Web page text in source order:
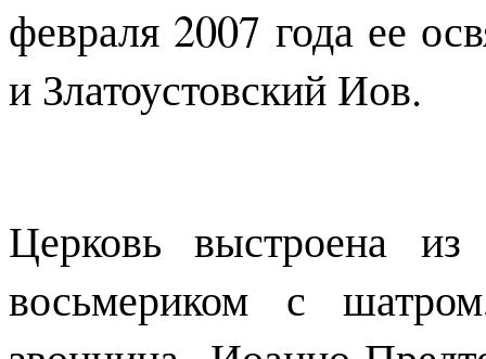
февраля 2007 года ее
и Златоустовский Иов.
Церковь выстроена из
восьмериком с